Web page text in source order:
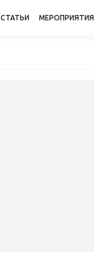
СТАТЬИ МЕРОПРИЯТИЯ